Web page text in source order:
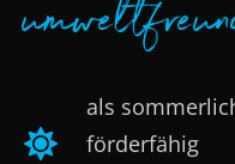
als
förderfähig